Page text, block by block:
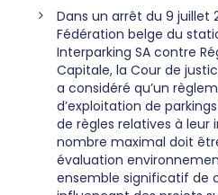
Dans un arrêt du 9 juillet
Fédération belge du
Interparking SA contre
Capitale, la Cour de
a considéré qu’un
d’exploitation de
de règles relatives à
nombre maximal doit
évaluation
ensemble significatif de